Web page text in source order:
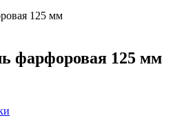
125 мм
фарфоровая 125 мм